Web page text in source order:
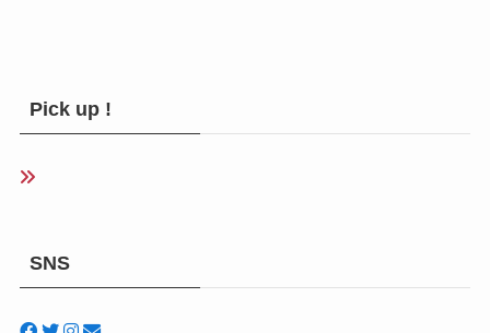
Pick up !
SNS